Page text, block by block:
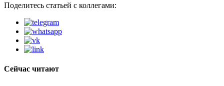
Поделитесь статьей с коллегами:
Сейчас читают